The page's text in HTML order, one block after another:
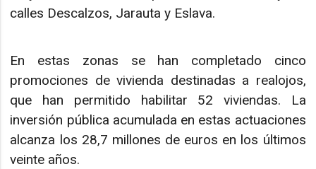
calles Descalzos, Jarauta y Eslava.
En estas zonas se han completado cinco
promociones de vivienda destinadas a realojos,
que han permitido habilitar 52 viviendas. La
inversión pública acumulada en estas actuaciones
alcanza los 28,7 millones de euros en los últimos
veinte años.